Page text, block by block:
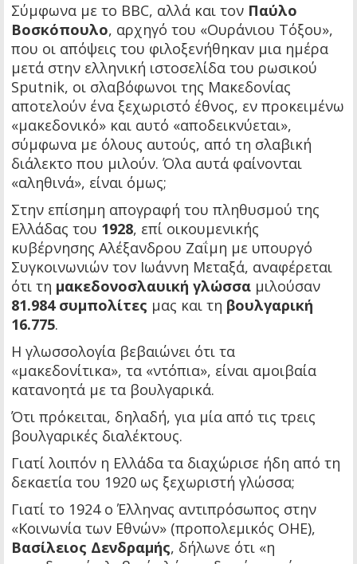
Σύμφωνα με το BBC, αλλά και τον Παύλο
Βοσκόπουλο, αρχηγό του «Ουράνιου Τόξου»,
που οι απόψεις του φιλοξενήθηκαν μια ημέρα
μετά στην ελληνική ιστοσελίδα του ρωσικού
Sputnik, οι σλαβόφωνοι της Μακεδονίας
αποτελούν ένα ξεχωριστό έθνος, εν προκειμένω
«μακεδονικό» και αυτό «αποδεικνύεται»,
σύμφωνα με όλους αυτούς, από τη σλαβική
διάλεκτο που μιλούν. Όλα αυτά φαίνονται
«αληθινά», είναι όμως;
Στην επίσημη απογραφή του πληθυσμού της
Ελλάδας του 1928, επί οικουμενικής
κυβέρνησης Αλέξανδρου Ζαΐμη με υπουργό
Συγκοινωνιών τον Ιωάννη Μεταξά, αναφέρεται
ότι τη μακεδονοσλαυική γλώσσα μιλούσαν
81.984 συμπολίτες μας και τη βουλγαρική
16.775.
Η γλωσσολογία βεβαιώνει ότι τα
«μακεδονίτικα», τα «ντόπια», είναι αμοιβαία
κατανοητά με τα βουλγαρικά.
Ότι πρόκειται, δηλαδή, για μία από τις τρεις
βουλγαρικές διαλέκτους.
Γιατί λοιπόν η Ελλάδα τα διαχώρισε ήδη από τη
δεκαετία του 1920 ως ξεχωριστή γλώσσα;
Γιατί το 1924 ο Έλληνας αντιπρόσωπος στην
«Κοινωνία των Εθνών» (προπολεμικός ΟΗΕ),
Βασίλειος Δενδραμής, δήλωνε ότι «η